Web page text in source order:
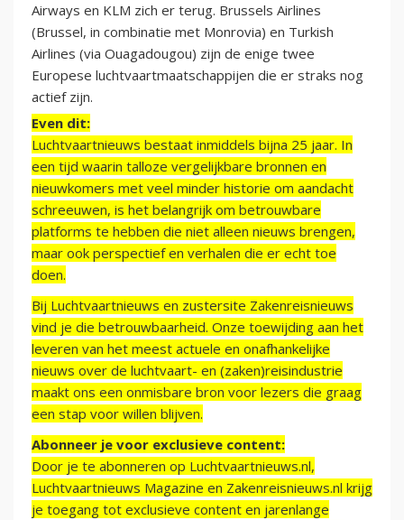
Airways en KLM zich er terug. Brussels Airlines
(Brussel, in combinatie met Monrovia) en Turkish
Airlines (via Ouagadougou) zijn de enige twee
Europese luchtvaartmaatschappijen die er straks nog
actief zijn.
Even dit:
Luchtvaartnieuws bestaat inmiddels bijna 25 jaar. In
een tijd waarin talloze vergelijkbare bronnen en
nieuwkomers met veel minder historie om aandacht
schreeuwen, is het belangrijk om betrouwbare
platforms te hebben die niet alleen nieuws brengen,
maar ook perspectief en verhalen die er echt toe
doen.
Bij Luchtvaartnieuws en zustersite Zakenreisnieuws
vind je die betrouwbaarheid. Onze toewijding aan het
leveren van het meest actuele en onafhankelijke
nieuws over de luchtvaart- en (zaken)reisindustrie
maakt ons een onmisbare bron voor lezers die graag
een stap voor willen blijven.
Abonneer je voor exclusieve content:
Door je te abonneren op Luchtvaartnieuws.nl,
Luchtvaartnieuws Magazine en Zakenreisnieuws.nl krijg
je toegang tot exclusieve content en jarenlange